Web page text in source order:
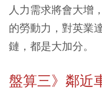
人力需求將會大增
的勞動力，對英業
鏈，都是大加分。
盤算三》鄰近